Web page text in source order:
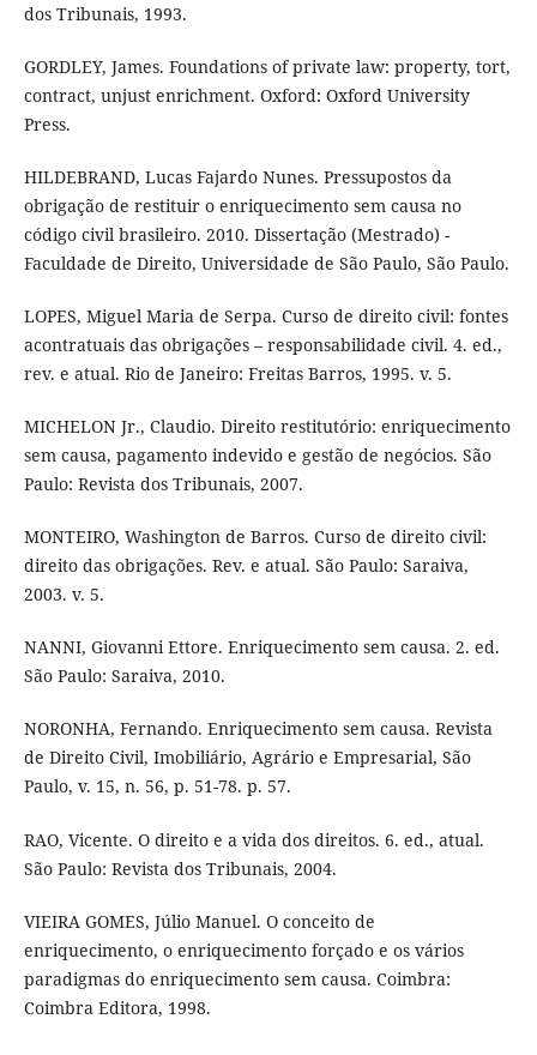
dos Tribunais, 1993.
GORDLEY, James. Foundations of private law: property, tort,
contract, unjust enrichment. Oxford: Oxford University
Press.
HILDEBRAND, Lucas Fajardo Nunes. Pressupostos da
obrigação de restituir o enriquecimento sem causa no
código civil brasileiro. 2010. Dissertação (Mestrado) -
Faculdade de Direito, Universidade de São Paulo, São Paulo.
LOPES, Miguel Maria de Serpa. Curso de direito civil: fontes
acontratuais das obrigações – responsabilidade civil. 4. ed.,
rev. e atual. Rio de Janeiro: Freitas Barros, 1995. v. 5.
MICHELON Jr., Claudio. Direito restitutório: enriquecimento
sem causa, pagamento indevido e gestão de negócios. São
Paulo: Revista dos Tribunais, 2007.
MONTEIRO, Washington de Barros. Curso de direito civil:
direito das obrigações. Rev. e atual. São Paulo: Saraiva,
2003. v. 5.
NANNI, Giovanni Ettore. Enriquecimento sem causa. 2. ed.
São Paulo: Saraiva, 2010.
NORONHA, Fernando. Enriquecimento sem causa. Revista
de Direito Civil, Imobiliário, Agrário e Empresarial, São
Paulo, v. 15, n. 56, p. 51-78. p. 57.
RAO, Vicente. O direito e a vida dos direitos. 6. ed., atual.
São Paulo: Revista dos Tribunais, 2004.
VIEIRA GOMES, Júlio Manuel. O conceito de
enriquecimento, o enriquecimento forçado e os vários
paradigmas do enriquecimento sem causa. Coimbra:
Coimbra Editora, 1998.